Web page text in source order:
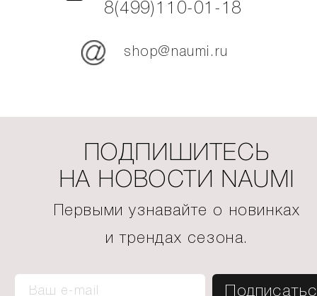
8(499)110-01-18
shop@naumi.ru
ПОДПИШИТЕСЬ
НА НОВОСТИ NAUMI
Первыми узнавайте о новинках
и трендах сезона.